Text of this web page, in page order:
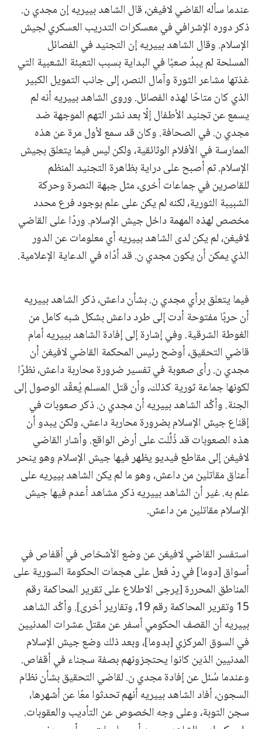
عندما سأله القاضي لافيغن، قال الشاهد بييريه إن مجدي ن.
ذكر دوره الإشرافي في معسكرات التدريب العسكري لجيش
الإسلام. وقال الشاهد بييريه إن التجنيد في الفصائل
المسلحة لم يبدُ صعبًا في البداية بسبب التعبئة الشعبية التي
غذتها مشاعر الثورة وآمال النصر، إلى جانب التمويل الكبير
الذي كان متاحًا لهذه الفصائل. وروى الشاهد بييريه أنه لم
يسمع عن تجنيد الأطفال إلّا بعد نشر التهم الموجهة ضد
مجدي ن. في الصحافة. ​​وكان قد سمع لأول مرة عن هذه
الممارسة في الأفلام الوثائقية، ولكن ليس فيما يتعلق بجيش
الإسلام. ثم أصبح على دراية بظاهرة التجنيد المنظم
للقاصرين في جماعات أخرى، مثل جبهة النصرة وحركة
الشبيبة الثورية، لكنه لم يكن على علم بوجود فرع محدد
مخصص لهذه المهمة داخل جيش الإسلام. وردّا على القاضي
لافيغن، لم يكن لدى الشاهد بييريه أي معلومات عن الدور
الذي يمكن أن يكون مجدي ن. قد أدّاه في الدعاية الإعلامية.
فيما يتعلق برأي مجدي ن. بشأن داعش، ذكر الشاهد بييريه
أن حربًا مفتوحة أدت إلى طرد داعش بشكل شبه كامل من
الغوطة الشرقية. وفي إشارة إلى إفادة الشاهد بييريه أمام
قاضي التحقيق، أوضح رئيس المحكمة القاضي لافيغن أن
مجدي ن. رأى صعوبة في تفسير ضرورة محاربة داعش، نظرًا
لكونها جماعة ثورية كذلك، وأن قتل المسلم يُعقّد الوصول إلى
الجنة. وأكّد الشاهد بييريه أن مجدي ن. ذكر صعوبات في
إقناع جيش الإسلام بضرورة محاربة داعش، ولكن يبدو أن
هذه الصعوبات قد ذُلِّلت على أرض الواقع. وأشار القاضي
لافيغن إلى مقاطع فيديو يظهر فيها جيش الإسلام وهو ينحر
أعناق مقاتلين من داعش، وهو ما لم يكن الشاهد بييريه على
علم به. غير أن الشاهد بييريه ذكر مشاهد أعدم فيها جيش
الإسلام مقاتلين من داعش.
استفسر القاضي لافيغن عن وضع الأشخاص في أقفاص في
أسواق [دوما] في ردّ فعل على هجمات الحكومة السورية على
المناطق المحررة [يرجى الاطلاع على تقرير المحاكمة رقم
15 وتقرير المحاكمة رقم 19، وتقارير أخرى]. وأكّد الشاهد
بييريه أن القصف الحكومي أسفر عن مقتل عشرات المدنيين
في السوق المركزي [بدوما]، وبعد ذلك وضع جيش الإسلام
المدنيين الذين كانوا يحتجزونهم بصفة سجناء في أقفاص.
وعندما سُئل عن إفادة مجدي ن. لقاضي التحقيق بشأن نظام
السجون، أفاد الشاهد بييريه أنهم تحدثوا معًا عن أشهرها،
سجن التوبة، وعلى وجه الخصوص عن التأديب والعقوبات.